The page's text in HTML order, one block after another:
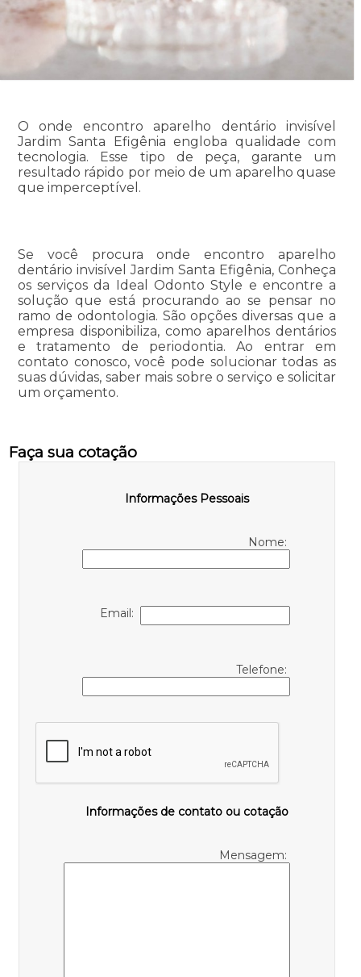
O onde encontro aparelho dentário invisível
Jardim Santa Efigênia engloba qualidade com
tecnologia. Esse tipo de peça, garante um
resultado rápido por meio de um aparelho quase
que imperceptível.
Se você procura onde encontro aparelho
dentário invisível Jardim Santa Efigênia, Conheça
os serviços da Ideal Odonto Style e encontre a
solução que está procurando ao se pensar no
ramo de odontologia. São opções diversas que a
empresa disponibiliza, como aparelhos dentários
e tratamento de periodontia. Ao entrar em
contato conosco, você pode solucionar todas as
suas dúvidas, saber mais sobre o serviço e solicitar
um orçamento.
Faça sua cotação
Informações Pessoais
Nome:
Email:
Telefone:
Informações de contato ou cotação
Mensagem: